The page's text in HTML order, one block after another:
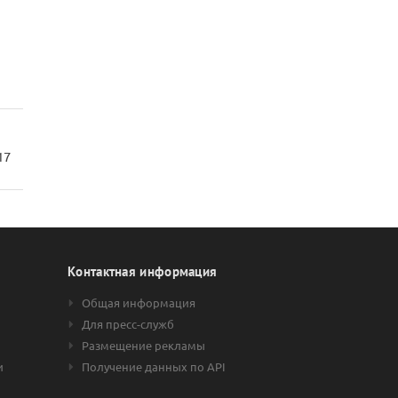
Контактная информация
Общая информация
Для пресс-служб
Размещение рекламы
Получение данных по API